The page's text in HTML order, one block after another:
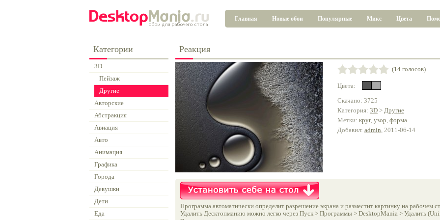
Главная Новые обои Популярные Микс Цвета
Категории
3D
Пейзаж
Другие
Авторские
Абстракция
Авиация
Авто
Анимация
Графика
Города
Девушки
Дети
Еда
Реакция
(14 голосов)
Цвета:
Скачано: 3725
Категория: 3D > Другие
Метки: круг, узор, форма
Добавил: admin, 2011-06-14
Программа автоматически определит разрешение экрана и разместит картинку на рабочем
Удалить Десктопманию можно легко через Пуск > Программы > DesktopMania > Удалить